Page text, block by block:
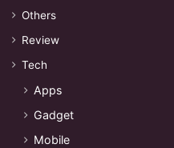
Others
Review
Tech
Apps
Gadget
Mobile